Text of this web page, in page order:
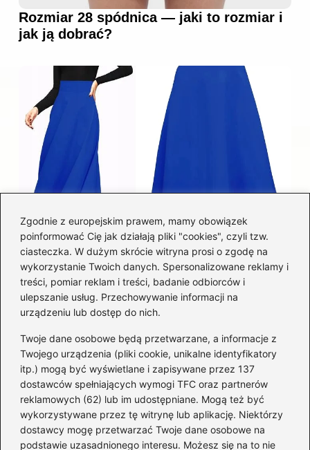
Zgodnie z europejskim prawem, mamy obowiązek
poinformować Cię jak działają pliki "cookies", czyli tzw.
ciasteczka. W dużym skrócie witryna prosi o zgodę na
wykorzystanie Twoich danych. Spersonalizowane reklamy i
treści, pomiar reklam i treści, badanie odbiorców i
ulepszanie usług. Przechowywanie informacji na
urządzeniu lub dostęp do nich.
Twoje dane osobowe będą przetwarzane, a informacje z
Twojego urządzenia (pliki cookie, unikalne identyfikatory
itp.) mogą być wyświetlane i zapisywane przez 137
dostawców spełniających wymogi TFC oraz partnerów
reklamowych (62) lub im udostępniane. Mogą też być
wykorzystywane przez tę witrynę lub aplikację. Niektórzy
dostawcy mogę przetwarzać Twoje dane osobowe na
podstawie uzasadnionego interesu. Możesz się na to nie
Rozmiar 28 spódnica — jaki to rozmiar i
jak ją dobrać?
Łatwy sposób jak skrócić spódnicę z
półkoła w domu
Kategorie
Akcesoria(29)
Buty(221)
Dodatki(59)
Dziecko(100)
Kobieta(39)